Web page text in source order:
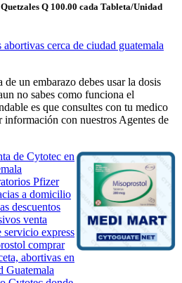
Q 100.00 cada Tableta/Unidad
un embarazo debes usar la dosis
no sabes como funciona el
es que consultes con tu medico
con nuestros Agentes de